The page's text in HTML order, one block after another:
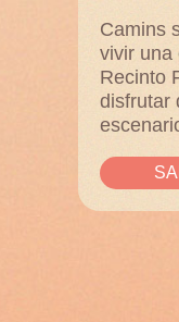
Camins
vivir una
Recinto
disfrutar